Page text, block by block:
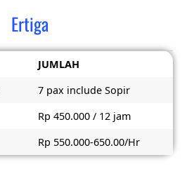
Ertiga
JUMLAH
7 pax include Sopir
Rp 450.000 / 12 jam
Rp 550.000-650.00/Hr